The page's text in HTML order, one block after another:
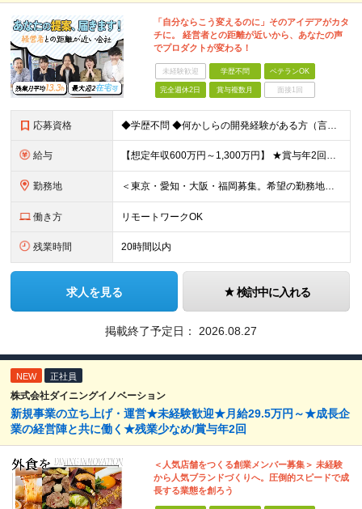
「自分ならこう変えるのに」そのアイデアがカタ
チに。 経営者との距離が近いから、あなたの声
でプロダクトが変わる！
未経験歓迎 学歴不問 ベテランOK
完全週休2日 賞与複数月 面接1回
応募資格 ◆学歴不問 ◆何かしらの開発経験がある方（言語不問） ◆マネジメント経験がある方（規模不問） ＜以下のような方を歓迎します＞ ◎これまでの経験を活かし管理職を目指したい方 ◎新しいサービスの企画から
給与 【想定年収600万円～1,300万円】 ★賞与年2回＋勤務地手当＋残業手当（年平均残業時間にて算出）を含む ※基本給＋勤務地手当＋役職手当 ※勤務地手当：結婚の有無に関係なく、物価などの違いを考慮して
勤務地 ＜東京・愛知・大阪・福岡募集。希望の勤務地で働けます＞ 希望通りの配属＆転勤も基本なし！ 「プロジェクト人員の枠を広げたい」などといった、 会社からの強制的な異動・出向依頼はありません。 ■東京オフ
働き方 リモートワークOK
残業時間 20時間以内
求人を見る 検討中に入れる
掲載終了予定日： 2026.08.27
NEW 正社員
株式会社ダイニングイノベーション
新規事業の立ち上げ・運営★未経験歓迎★月給29.5万円～★成長企
業の経営陣と共に働く★残業少なめ/賞与年2回
＜人気店舗をつくる創業メンバー募集＞ 未経験
から人気ブランドづくりへ。圧倒的スピードで成
長する業態を創ろう